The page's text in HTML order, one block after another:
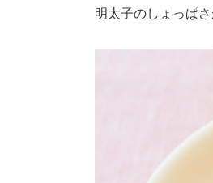
明太子のしょっぱ